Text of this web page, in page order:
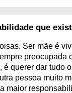
que
Ser mãe é
preocupada
é querer dar tudo
pessoa muito
maior